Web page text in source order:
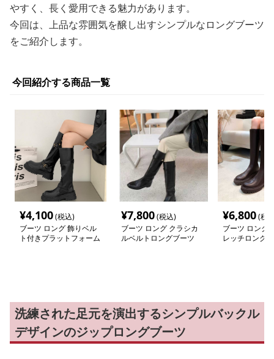
やすく、長く愛用できる魅力があります。
今回は、上品な雰囲気を醸し出すシンプルなロングブーツ
をご紹介します。
今回紹介する商品一覧
¥4,100(税込)
ブーツ ロング 飾りベル
ト付きプラットフォーム
¥7,800(税込)
ブーツ ロング クラシカ
ルベルトロングブーツ
¥6,800(税
ブーツ ロング
レッチロング
洗練された足元を演出するシンプルバックル
デザインのジップロングブーツ